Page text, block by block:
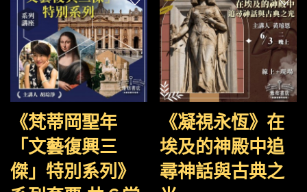
《梵蒂岡聖年
「文藝復興三
傑」特別系列》
《凝視永恆》在
埃及的神殿中追
尋神話與古典之